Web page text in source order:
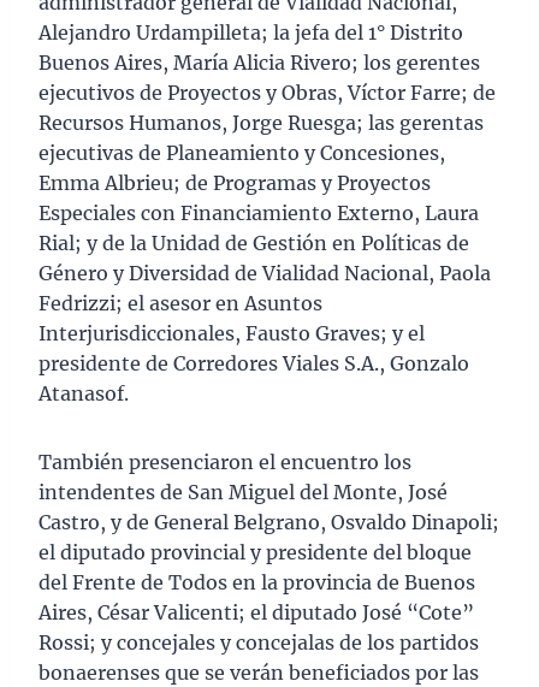
Alejandro Urdampilleta; la jefa del 1° Distrito
Buenos Aires, María Alicia Rivero; los gerentes
ejecutivos de Proyectos y Obras, Víctor Farre; de
Recursos Humanos, Jorge Ruesga; las gerentas
ejecutivas de Planeamiento y Concesiones,
Emma Albrieu; de Programas y Proyectos
Especiales con Financiamiento Externo, Laura
Rial; y de la Unidad de Gestión en Políticas de
Género y Diversidad de Vialidad Nacional, Paola
Fedrizzi; el asesor en Asuntos
Interjurisdiccionales, Fausto Graves; y el
presidente de Corredores Viales S.A., Gonzalo
Atanasof.
También presenciaron el encuentro los
intendentes de San Miguel del Monte, José
Castro, y de General Belgrano, Osvaldo Dinapoli;
el diputado provincial y presidente del bloque
del Frente de Todos en la provincia de Buenos
Aires, César Valicenti; el diputado José “Cote”
Rossi; y concejales y concejalas de los partidos
bonaerenses que se verán beneficiados por las